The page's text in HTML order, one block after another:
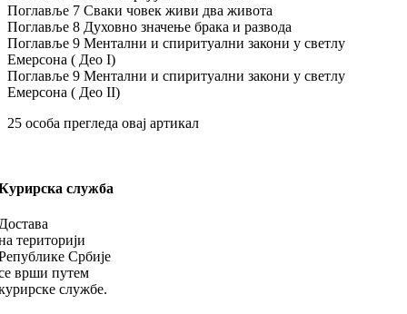
Поглавље 7 Сваки човек живи два живота
Поглавље 8 Духовно значење брака и развода
Поглавље 9 Ментални и спиритуални закони у светлу
Емерсона ( Део I)
Поглавље 9 Ментални и спиритуални закони у светлу
Емерсона ( Део II)
25 особа прегледа овај артикал
служба
територији
Србије
врши путем
службе.